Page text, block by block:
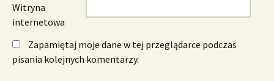
Witryna
internetowa
Zapamiętaj moje dane w tej przeglądarce podczas
pisania kolejnych komentarzy.